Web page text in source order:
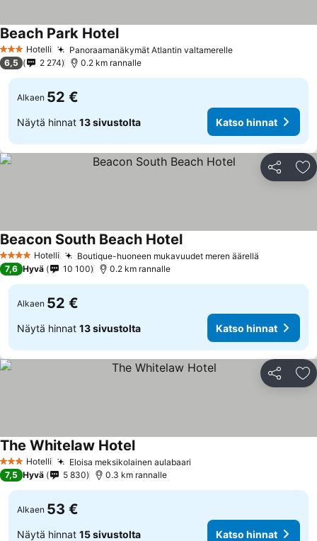
3 Tähtiluokitus
Hotelli Panoraamanäkymät Atlantin valtamerelleKatso hinnat
Beach Park HotelKatso hinnat
6,5 2 274 0.2 km rannalle
Alkaen 52 €
Näytä hinnat 13 sivustolta Katso hinnat
Jaa
4 Tähtiluokitus
Hotelli Boutique-huoneen mukavuudet meren äärellä
Beacon South Beach HotelKatso hinnat
7,6 Hyvä 10 100 0.2 km rannalle
Alkaen 52 €
Näytä hinnat 13 sivustolta Katso hinnat
Jaa
3 Tähtiluokitus
Hotelli Eloisa meksikolainen aulabaari
The Whitelaw HotelKatso hinnat
7,5 Hyvä 5 830 0.3 km rannalle
Alkaen 53 €
Näytä hinnat 15 sivustolta Katso hinnat